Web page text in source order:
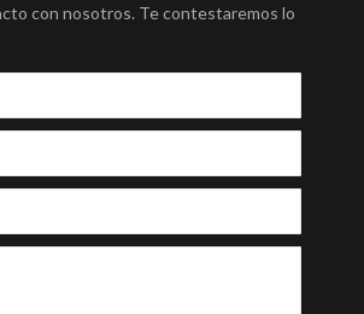
con nosotros. Te contestaremos lo